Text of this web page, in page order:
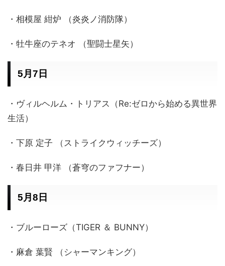
・相模屋 紺炉 （炎炎ノ消防隊）
・牡牛座のテネオ （聖闘士星矢）
5月7日
・ヴィルヘルム・トリアス（Re:ゼロから始める異世界
生活）
・下原 定子 （ストライクウィッチーズ）
・春日井 甲洋 （蒼穹のファフナー）
5月8日
・ブルーローズ（TIGER ＆ BUNNY）
・麻倉 葉賢 （シャーマンキング）